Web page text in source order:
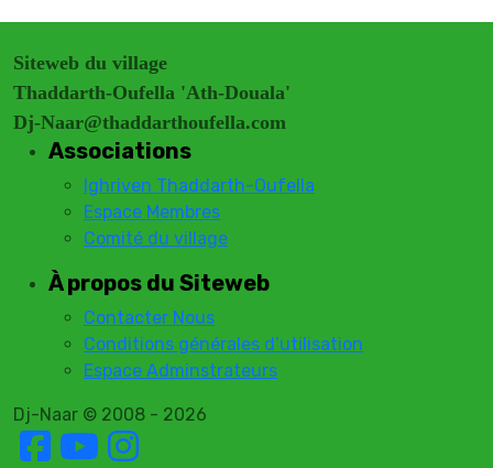
Siteweb du village
Thaddarth-Oufella 'Ath-Douala'
Dj-Naar@thaddarthoufella.com
Associations
Ighriven Thaddarth-Oufella
Espace Membres
Comité du village
À propos du Siteweb
Contacter Nous
Conditions générales d’utilisation
Espace Adminstrateurs
Dj-Naar © 2008 - 2026